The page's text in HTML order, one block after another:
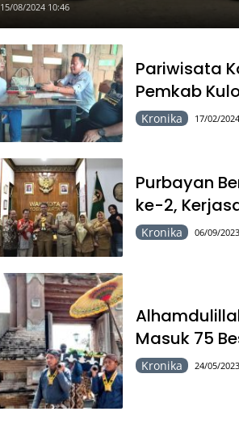
15/08/2024 10:46
Pariwisata
Pemkab
Kronika 17/02/
Purbayan
ke-2,
Kronika 06/09/
Masuk 75
Kronika 24/05/